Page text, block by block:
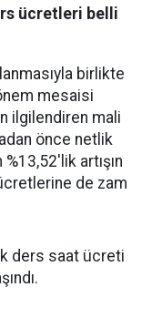
ücretleri belli
birlikte
mesaisi
ilgilendiren mali
önce netlik
artışın
de zam
ders saat ücreti